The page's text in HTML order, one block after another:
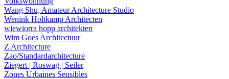
Wang Shu, Amateur Architecture Studio
Wenink Holtkamp Architecten
wiewiorra hopp architekten
Wim Goes Architectuur
Z Architecture
Zao/Standardarchitecture
Ziegert | Roswag | Seiler
Zones Urbaines Sensibles